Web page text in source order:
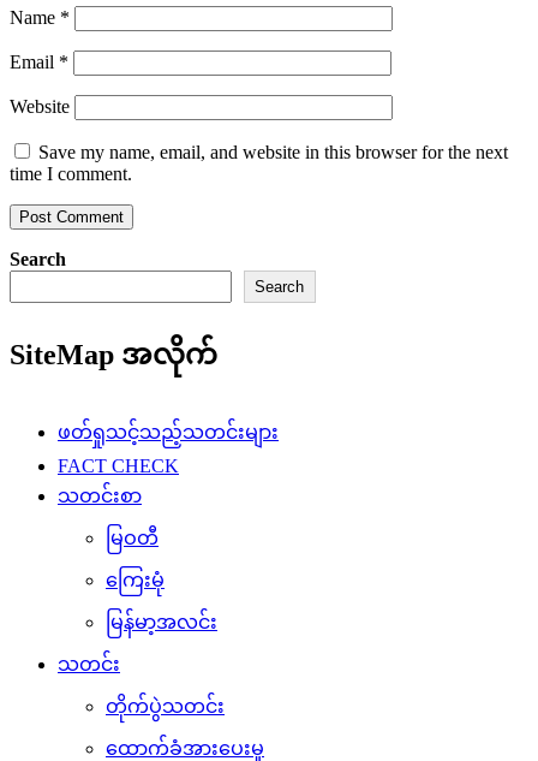
Name *
Email *
Website
Save my name, email, and website in this browser for the next
time I comment.
Search
Search
SiteMap အလိုက်
ဖတ်ရှုသင့်သည့်သတင်းများ
FACT CHECK
သတင်းစာ
မြဝတီ
ကြေးမုံ
မြန်မာ့အလင်း
သတင်း
တိုက်ပွဲသတင်း
ထောက်ခံအားပေးမှု